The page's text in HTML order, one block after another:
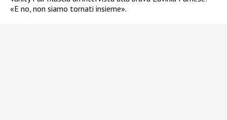
«E no, non siamo tornati insieme».